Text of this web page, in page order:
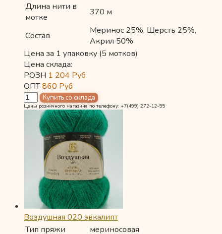
Длина нити в
мотке
370 м
Состав
Меринос 25%, Шерсть 25%,
Акрил 50%
Цена за 1 упаковку (5 мотков)
Цена склада:
РОЗН 1 204 Руб
ОПТ860 Руб
Цены розничного магазина по телефону: +7(499) 272-12-55
Воздушная 020 эвкалипт
Тип пряжи
мериносовая